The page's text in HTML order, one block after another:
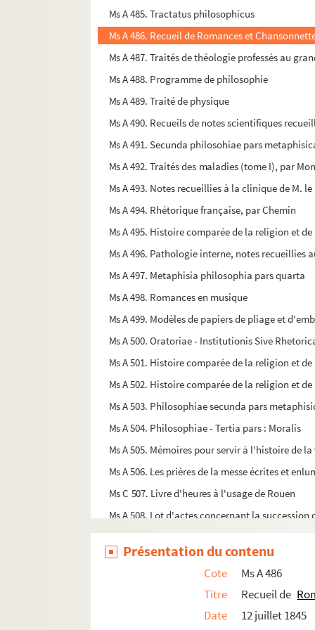
Ms A 485. Tractatus philosophicus
Ms A 486. Recueil de Romances et
Ms A 487. Traités de théologie professés au
Ms A 488. Programme de philosophie
Ms A 489. Traité de physique
Ms A 490. Recueils de notes scientifiques
Ms A 491. Secunda philosohiae pars
Ms A 492. Traités des maladies (tome I), par
Ms A 493. Notes recueillies à la clinique de M.
Ms A 494. Rhétorique française, par Chemin
Ms A 495. Histoire comparée de la religion et
Ms A 496. Pathologie interne, notes recueillies
Ms A 497. Metaphisia philosophia pars quarta
Ms A 498. Romances en musique
Ms A 499. Modèles de papiers de pliage et
Ms A 500. Oratoriae - Institutionis Sive
Ms A 501. Histoire comparée de la religion et
Ms A 502. Histoire comparée de la religion et
Ms A 503. Philosophiae secunda pars
Ms A 504. Philosophiae - Tertia pars : Moralis
Ms A 505. Mémoires pour servir à l'histoire de
Ms A 506. Les prières de la messe écrites et
Ms C 507. Livre d'heures à l'usage de Rouen
Ms A 508. Lot d'actes concernant la
Ms A 509. Recueil de choses utiles, tirés d'un
Ms A 510. Manuscrit sur la baronnie de
Ms A 511. Expédition de Chine (août 1900 -
Ms A 512. Lettres manuscrites autographes
Ms A 513. Cartes autographes manuscrites
Présentation du contenu
Cote
Ms A 486
Titre
Recueil de
Date
12 juillet 1845